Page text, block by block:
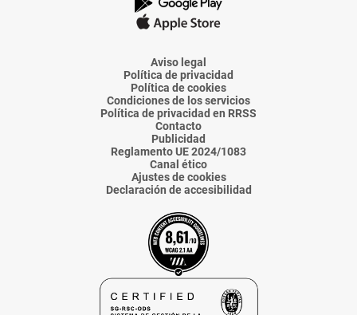
La
Voz
Almería
La
Voz
Almería
La
Voz
Almería
La
Voz
Almería
La
Voz
Aviso legal
Política de privacidad
Política de cookies
Condiciones de los servicios
Política de privacidad en RRSS
Contacto
Publicidad
Reglamento UE 2024/1083
Canal ético
Ajustes de cookies
Declaración de accesibilidad